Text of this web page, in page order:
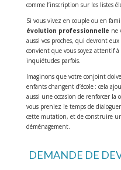
comme l’inscription sur les listes
Si vous vivez en couple ou en
évolution professionnelle ne
aussi vos proches, qui devront
convient que vous soyez attentif
inquiétudes parfois.
Imaginons que votre conjoint
enfants changent d’école : cela
aussi une occasion de renforcer
vous preniez le temps de
cette mutation, et de construire
déménagement.
DEMANDE DE